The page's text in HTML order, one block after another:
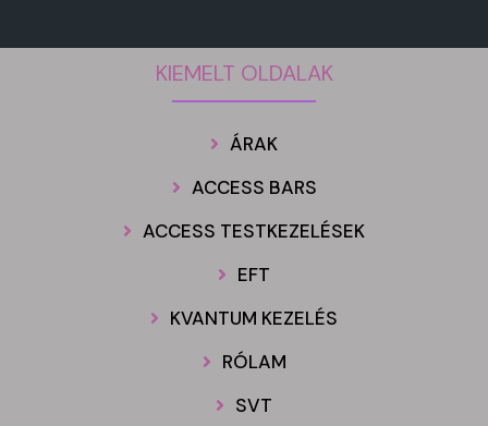
KIEMELT OLDALAK
ÁRAK
ACCESS BARS
ACCESS TESTKEZELÉSEK
EFT
KVANTUM KEZELÉS
RÓLAM
SVT